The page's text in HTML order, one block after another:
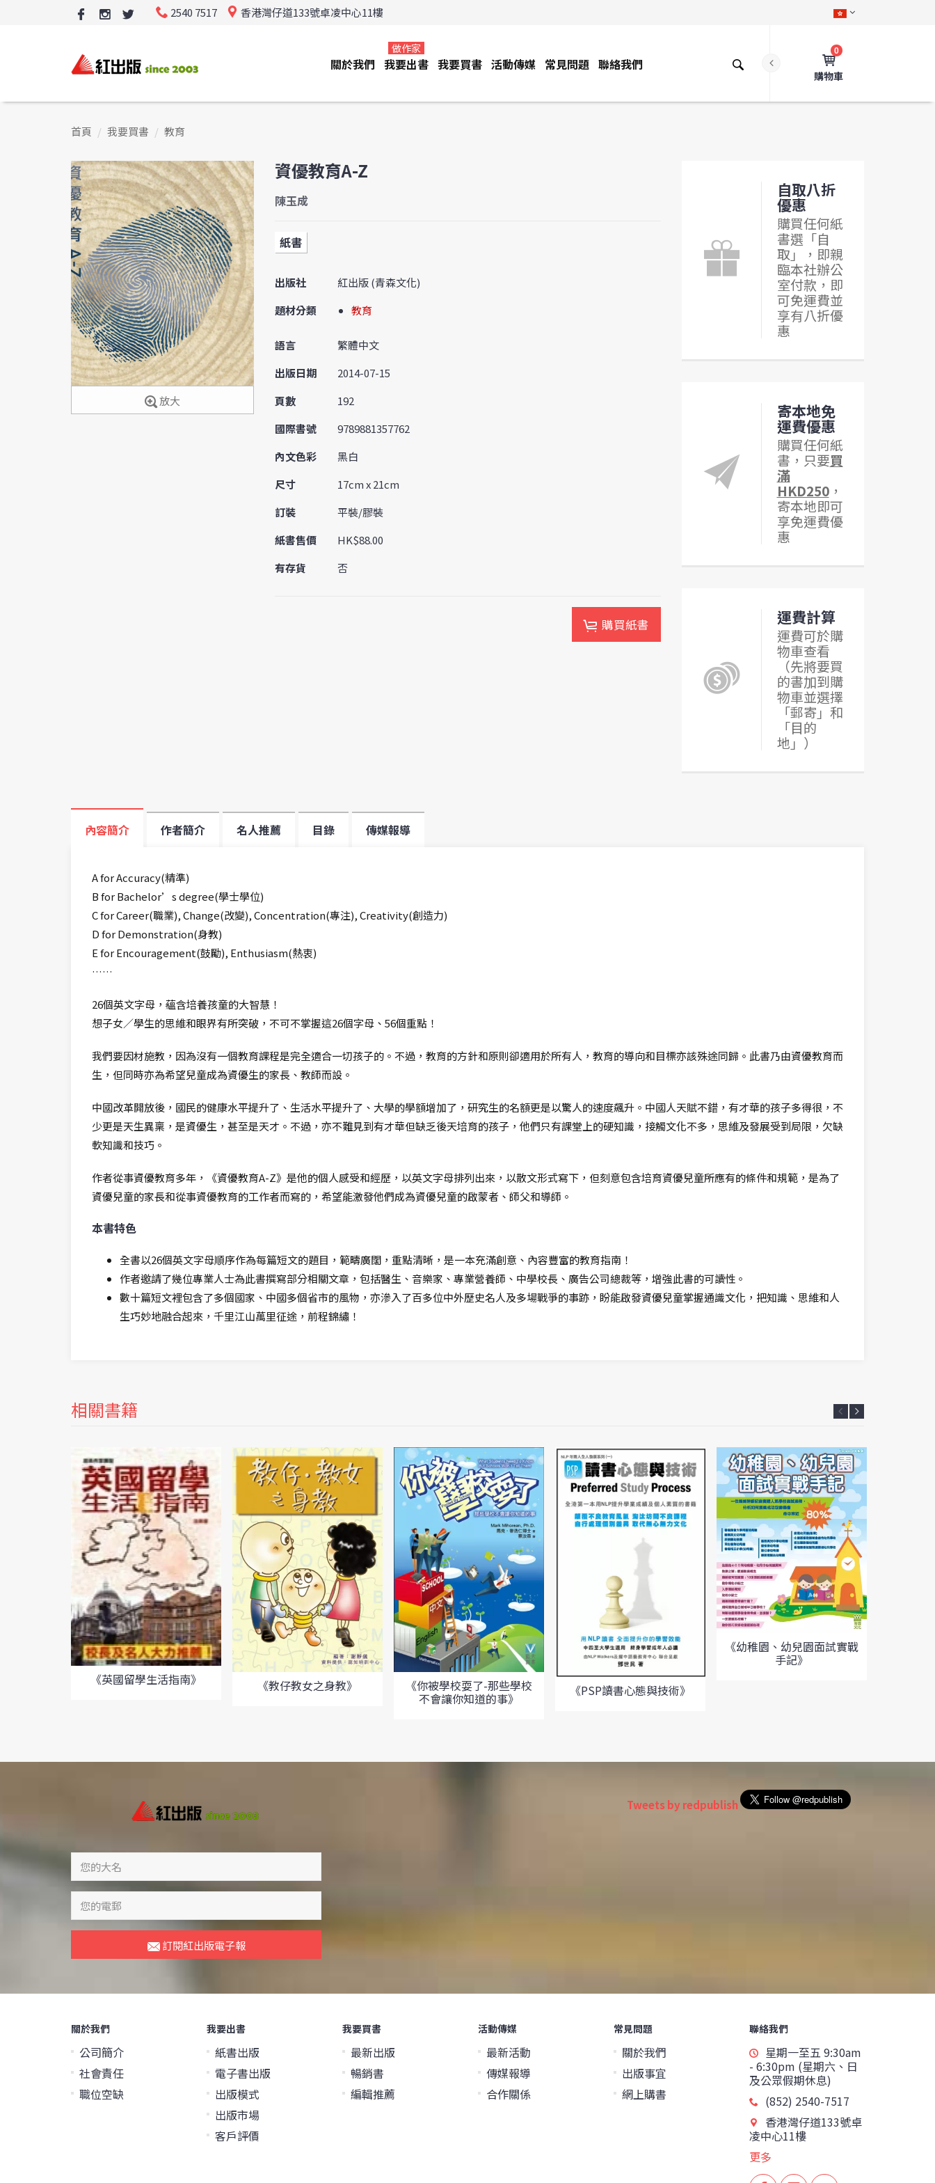
2540 7517 香港灣仔道133號卓凌中心11樓
0
購物車
關於我們 我要出書
做作家
我要買書 活動傳媒 常見問題 聯絡我們
首頁 我要買書 教育
放大
資優教育A-Z
陳玉成
紙書
出版社
紅出版 (青森文化)
題材分類
教育
語言
繁體中文
出版日期
2014-07-15
頁數
192
國際書號
9789881357762
內文色彩
黑白
尺寸
17cm x 21cm
訂裝
平裝/膠裝
紙書售價
HK$88.00
有存貨
否
購買紙書
自取八折
優惠
購買任何紙
書選「自
取」，即親
臨本社辦公
室付款，即
可免運費並
享有八折優
惠
寄本地免
運費優惠
購買任何紙
書，只要買
滿
HKD250，
寄本地即可
享免運費優
惠
運費計算
運費可於購
物車查看
（先將要買
的書加到購
物車並選擇
「郵寄」和
「目的
地」）
內容簡介 作者簡介 名人推薦 目錄 傳媒報導
A for Accuracy(精準)
B for Bachelor’s degree(學士學位)
C for Career(職業), Change(改變), Concentration(專注), Creativity(創造力)
D for Demonstration(身教)
E for Encouragement(鼓勵), Enthusiasm(熱衷)
……
26個英文字母，蘊含培養孩童的大智慧！
想子女／學生的思維和眼界有所突破，不可不掌握這26個字母、56個重點！
我們要因材施教，因為沒有一個教育課程是完全適合一切孩子的。不過，教育的方針和原則卻適用於所有人，教育的導向和目標亦該殊途同歸。此書乃由資優教育而
生，但同時亦為希望兒童成為資優生的家長、教師而設。
中國改革開放後，國民的健康水平提升了、生活水平提升了、大學的學額增加了，研究生的名額更是以驚人的速度飆升。中國人天賦不錯，有才華的孩子多得很，不
少更是天生異稟，是資優生，甚至是天才。不過，亦不難見到有才華但缺乏後天培育的孩子，他們只有課堂上的硬知識，接觸文化不多，思維及發展受到局限，欠缺
軟知識和技巧。
作者從事資優教育多年，《資優教育A-Z》是他的個人感受和經歷，以英文字母排列出來，以散文形式寫下，但刻意包含培育資優兒童所應有的條件和規範，是為了
資優兒童的家長和從事資優教育的工作者而寫的，希望能激發他們成為資優兒童的啟蒙者、師父和導師。
本書特色
全書以26個英文字母順序作為每篇短文的題目，範疇廣闊，重點清晰，是一本充滿創意、內容豐富的教育指南！
作者邀請了幾位專業人士為此書撰寫部分相關文章，包括醫生、音樂家、專業營養師、中學校長、廣告公司總裁等，增強此書的可讀性。
數十篇短文裡包含了多個國家、中國多個省市的風物，亦滲入了百多位中外歷史名人及多場戰爭的事跡，盼能啟發資優兒童掌握通識文化，把知識、思維和人
生巧妙地融合起來，千里江山萬里征途，前程錦繡！
相關書籍
《英國留學生活指南》 《教仔教女之身教》 《你被學校耍了-那些學校
不會讓你知道的事》
《PSP讀書心態與技術》
《幼稚園、幼兒園面試實戰
手記》
訂閱紅出版電子報
Tweets by redpublish
關於我們
公司簡介
社會責任
職位空缺
我要出書
紙書出版
電子書出版
出版模式
出版市場
客戶評價
我要買書
最新出版
暢銷書
編輯推薦
活動傳媒
最新活動
傳媒報導
合作關係
常見問題
關於我們
出版事宜
網上購書
聯絡我們
星期一至五 9:30am
- 6:30pm (星期六、日
及公眾假期休息)
(852) 2540-7517
香港灣仔道133號卓
凌中心11樓
更多